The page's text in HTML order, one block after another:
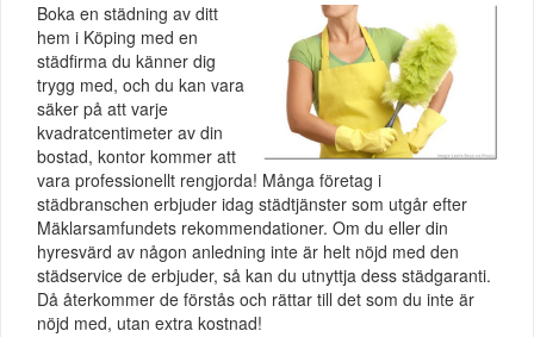
Boka en städning av ditt
hem i Köping med en
städfirma du känner dig
trygg med, och du kan vara
säker på att varje
kvadratcentimeter av din
bostad, kontor kommer att
vara professionellt rengjorda! Många företag i
städbranschen erbjuder idag städtjänster som utgår efter
Mäklarsamfundets rekommendationer. Om du eller din
hyresvärd av någon anledning inte är helt nöjd med den
städservice de erbjuder, så kan du utnyttja dess städgaranti.
Då återkommer de förstås och rättar till det som du inte är
nöjd med, utan extra kostnad!